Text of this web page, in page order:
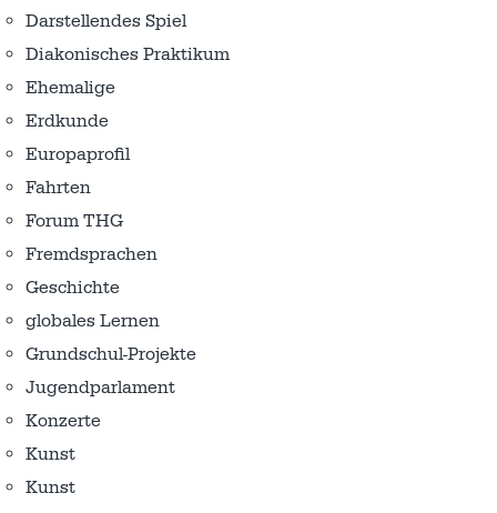
Darstellendes Spiel
Diakonisches Praktikum
Ehemalige
Erdkunde
Europaprofil
Fahrten
Forum THG
Fremdsprachen
Geschichte
globales Lernen
Grundschul-Projekte
Jugendparlament
Konzerte
Kunst
Kunst